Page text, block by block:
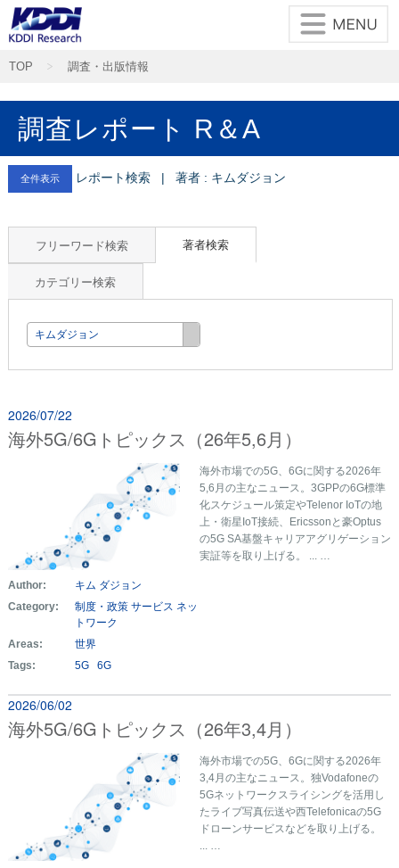
TOP 調査・出版情報
調査レポート R＆A
全件表示 レポート検索 | 著者 : キムダジョン
フリーワード検索 著者検索
カテゴリー検索
キムダジョン
2026/07/22
海外5G/6Gトピックス（26年5,6月）
海外市場での5G、6Gに関する2026年
5,6月の主なニュース。3GPPの6G標準
化スケジュール策定やTelenor IoTの地
上・衛星IoT接続、Ericssonと豪Optus
の5G SA基盤キャリアアグリゲーション
実証等を取り上げる。 ... …
Author:
キム ダジョン
Category:
制度・政策 サービス ネッ
トワーク
Areas:
世界
Tags:
5G 6G
2026/06/02
海外5G/6Gトピックス（26年3,4月）
海外市場での5G、6Gに関する2026年
3,4月の主なニュース。独Vodafoneの
5Gネットワークスライシングを活用し
たライブ写真伝送や西Telefonicaの5G
ドローンサービスなどを取り上げる。
... …